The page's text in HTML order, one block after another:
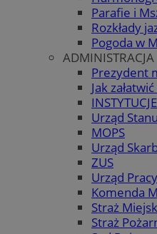
Parafie i
Rozkłady
Pogoda w
ADMINISTRACJA
Prezydent
Jak
INSTYTUCJE
Urząd
MOPS
Urząd
ZUS
Urząd Pracy
Komenda
Straż
Straż